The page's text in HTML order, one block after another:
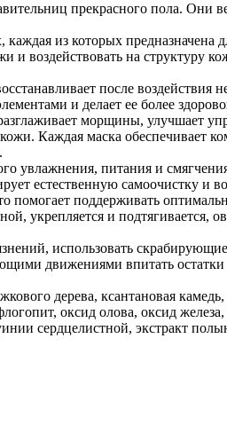
прекрасного пола.
каждая из которых предназначена
и воздействовать на структуру
после
и делает ее более
морщины, улучшает
Каждая маска обеспечивает
увлажнения, питания и
естественную самоочистку и
поддерживать
укрепляется и подтягивается,
использовать
движениями впитать остатки
дерева, ксантановая
оксид олова, оксид
сердцелистной, экстракт